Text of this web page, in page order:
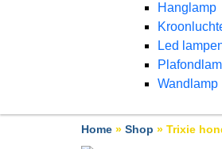
Hanglamp
Led
Wandlamp
Home » Shop » Trixie